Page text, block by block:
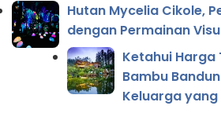
Hutan Mycelia Cikole,
dengan Permainan
Ketahui Harga
Bambu
Keluarga